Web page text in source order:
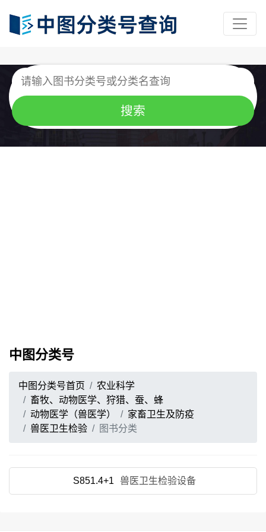
中图分类号
中图分类号首页
农业科学
畜牧、动物医学、狩猎、蚕、蜂
动物医学（兽医学）
家畜卫生及防疫
兽医卫生检验
图书分类
S851.4+1 兽医卫生检验设备